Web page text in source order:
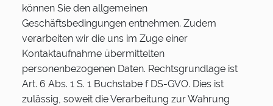
können Sie den allgemeinen
Geschäftsbedingungen entnehmen. Zudem
verarbeiten wir die uns im Zuge einer
Kontaktaufnahme übermittelten
personenbezogenen Daten. Rechtsgrundlage ist
Art. 6 Abs. 1 S. 1 Buchstabe f DS-GVO. Dies ist
zulässig, soweit die Verarbeitung zur Wahrung